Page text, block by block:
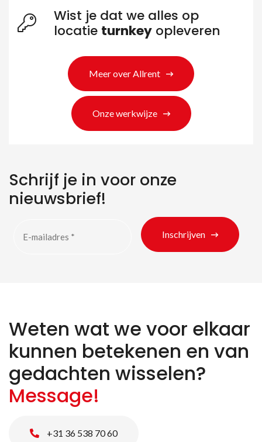
Wist je dat we alles op
locatie turnkey opleveren
Meer over Allrent
Onze werkwijze
Schrijf je in voor onze
nieuwsbrief!
Inschrijven
Weten wat we voor elkaar
kunnen betekenen en van
gedachten wisselen?
Message!
+31 36 538 70 60